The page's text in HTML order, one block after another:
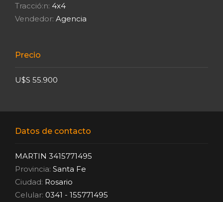
Tracció:n: 4x4
Vendedor: Agencia
Precio
U$S 55.900
Datos de contacto
MARTIN 3415771495
Provincia: Santa Fe
Ciudad: Rosario
Celular: 0341 - 155771495